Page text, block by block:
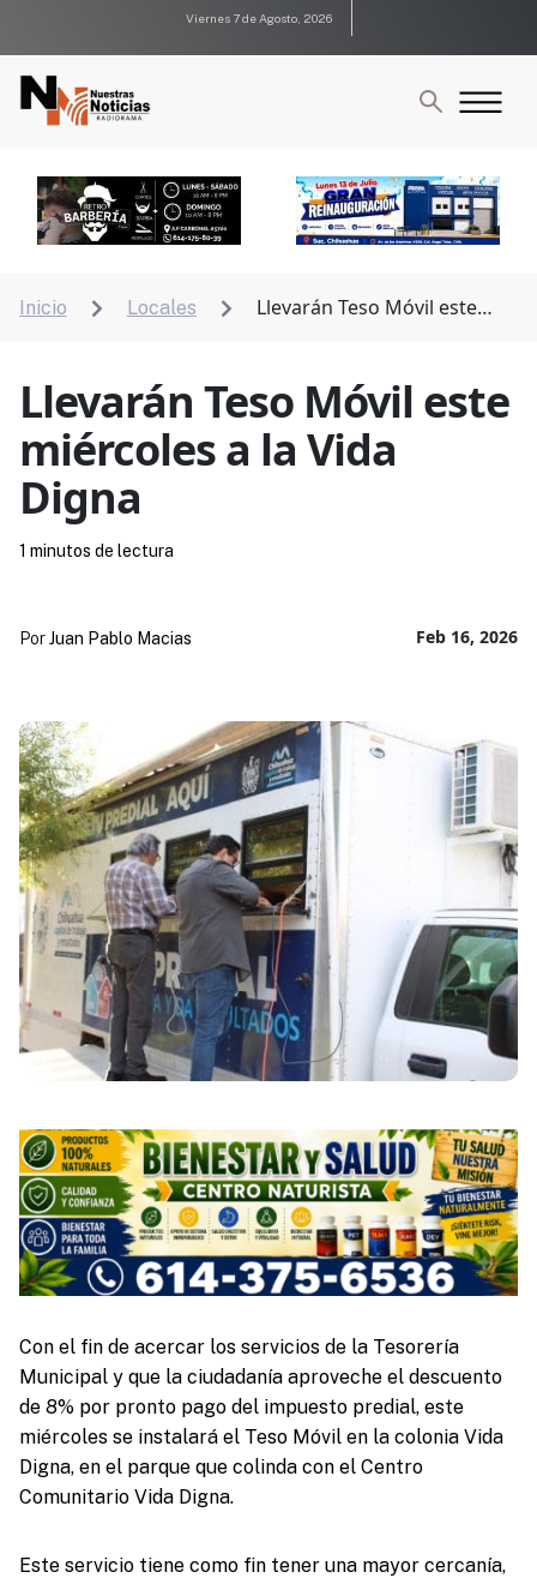
Viernes 7 de Agosto, 2026
Inicio  Locales 
Llevarán Teso Móvil este
Llevarán Teso Móvil este
miércoles a la Vida
Digna
Feb 16, 2026
PorJuan Pablo Macias
1 minutos de lectura
Con el fin de acercar los servicios de la Tesorería
Municipal y que la ciudadanía aproveche el descuento
de 8% por pronto pago del impuesto predial, este
miércoles se instalará el Teso Móvil en la colonia Vida
Digna, en el parque que colinda con el Centro
Comunitario Vida Digna.
Este servicio tiene como fin tener una mayor cercanía,